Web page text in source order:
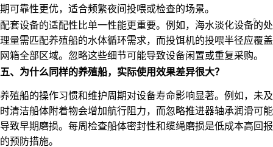
期可靠性更优，适合频繁夜间投喂或检查的场景。
配套设备的适配性比单一性能更重要。例如， 海水淡化设备的处
理量需匹配养殖船的水体循环需求，而投饵机的投喂半径应覆盖
网箱全部区域。忽略这些细节可能导致设备闲置或重复采购。
五、为什么同样的养殖船，实际使用效果差异很大？
养殖船的操作习惯和维护周期对设备寿命影响显著。例如，未及
时清洁船体附着物会增加航行阻力，而忽略推进器轴承润滑可能
导致早期磨损。每周检查船体密封性和缆绳磨损是低成本高回报
的预防措施。